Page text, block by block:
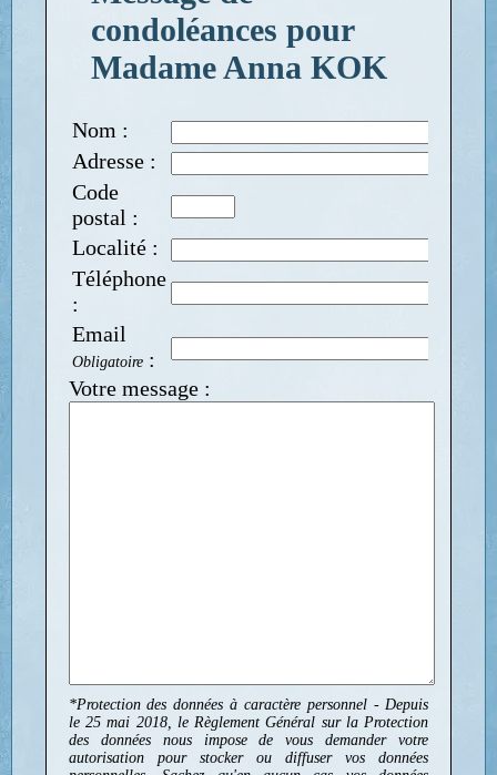
condoléances pour
Madame Anna KOK
Nom :
Adresse :
Code
postal :
Localité :
Téléphone
:
Email
Obligatoire:
Votre message :
*Protection des données à caractère personnel - Depuis
le 25 mai 2018, le Règlement Général sur la Protection
des données nous impose de vous demander votre
autorisation pour stocker ou diffuser vos données